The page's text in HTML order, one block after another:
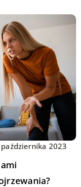
2023